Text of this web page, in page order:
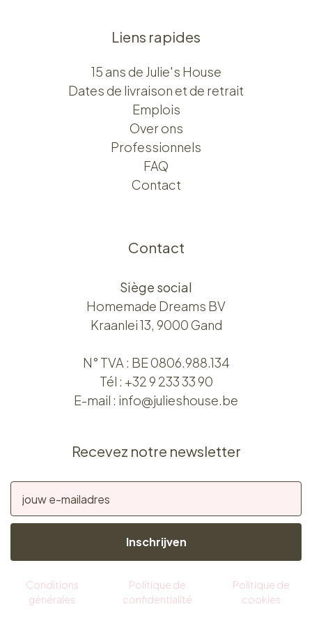
Liens rapides
15 ans de Julie's House
Dates de livraison et de retrait
Emplois
Over ons​​
Professionnels
FAQ
Contact
Contact
Siège social
Homemade Dreams BV
Kraanlei 13, 9000 Gand
N° TVA : BE 0806.988.134
Tél : +32 9 233 33 90
E-mail : info@julieshouse.be
Recevez notre newsletter
Inschrijven
Conditions
générales
Politique de
confidentialité
Politique de
cookies